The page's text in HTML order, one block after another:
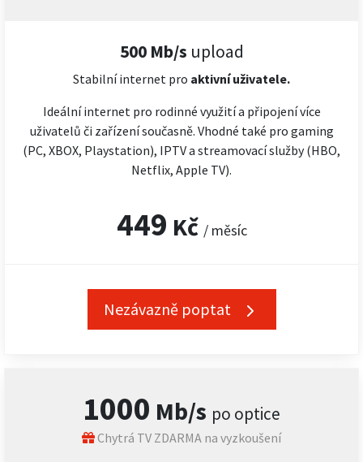
500 Mb/s upload
Stabilní internet pro aktivní uživatele.
Ideální internet pro rodinné využití a připojení více
uživatelů či zařízení současně. Vhodné také pro gaming
(PC, XBOX, Playstation), IPTV a streamovací služby (HBO,
Netflix, Apple TV).
449 Kč / měsíc
Nezávazně poptat
1000 Mb/s po optice
Chytrá TV ZDARMA na vyzkoušení